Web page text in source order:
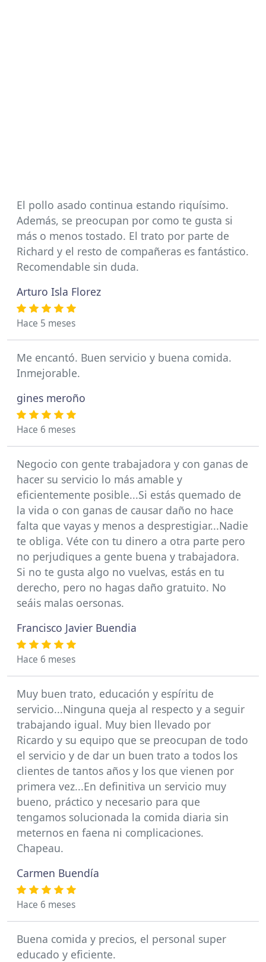
El pollo asado continua estando riquísimo.
Además, se preocupan por como te gusta si
más o menos tostado. El trato por parte de
Richard y el resto de compañeras es fantástico.
Recomendable sin duda.
Arturo Isla Florez
Hace 5 meses
Me encantó. Buen servicio y buena comida.
Inmejorable.
gines meroño
Hace 6 meses
Negocio con gente trabajadora y con ganas de
hacer su servicio lo más amable y
eficientemente posible...Si estás quemado de
la vida o con ganas de causar daño no hace
falta que vayas y menos a desprestigiar...Nadie
te obliga. Véte con tu dinero a otra parte pero
no perjudiques a gente buena y trabajadora.
Si no te gusta algo no vuelvas, estás en tu
derecho, pero no hagas daño gratuito. No
seáis malas oersonas.
Francisco Javier Buendia
Hace 6 meses
Muy buen trato, educación y espíritu de
servicio...Ninguna queja al respecto y a seguir
trabajando igual. Muy bien llevado por
Ricardo y su equipo que se preocupan de todo
el servicio y de dar un buen trato a todos los
clientes de tantos años y los que vienen por
primera vez...En definitiva un servicio muy
bueno, práctico y necesario para que
tengamos solucionada la comida diaria sin
meternos en faena ni complicaciones.
Chapeau.
Carmen Buendía
Hace 6 meses
Buena comida y precios, el personal super
educado y eficiente.